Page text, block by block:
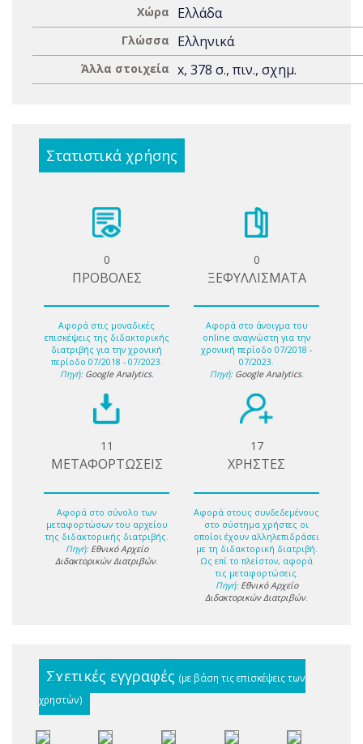
Χώρα Ελλάδα
Γλώσσα Ελληνικά
Άλλα στοιχεία x, 378 σ., πιν., σχημ.
Στατιστικά χρήσης
0
ΠΡΟΒΟΛΕΣ
Αφορά στις μοναδικές
επισκέψεις της διδακτορικής
διατριβής για την χρονική
περίοδο 07/2018 - 07/2023.
Πηγή: Google Analytics.
0
ΞΕΦΥΛΛΙΣΜΑΤΑ
Αφορά στο άνοιγμα του
online αναγνώστη για την
χρονική περίοδο 07/2018 -
07/2023.
Πηγή: Google Analytics.
11
ΜΕΤΑΦΟΡΤΩΣΕΙΣ
Αφορά στο σύνολο των
μεταφορτώσων του αρχείου
της διδακτορικής διατριβής.
Πηγή: Εθνικό Αρχείο
Διδακτορικών Διατριβών.
17
ΧΡΗΣΤΕΣ
Αφορά στους συνδεδεμένους
στο σύστημα χρήστες οι
οποίοι έχουν αλληλεπιδράσει
με τη διδακτορική διατριβή.
Ως επί το πλείστον, αφορά
τις μεταφορτώσεις.
Πηγή: Εθνικό Αρχείο
Διδακτορικών Διατριβών.
Σχετικές εγγραφές (με βάση τις επισκέψεις των
χρηστών)